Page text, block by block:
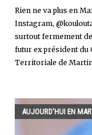
Rien ne va plus en
Instagram,
surtout fermement
futur ex président du
Territoriale de
AUJOURD'HUI EN